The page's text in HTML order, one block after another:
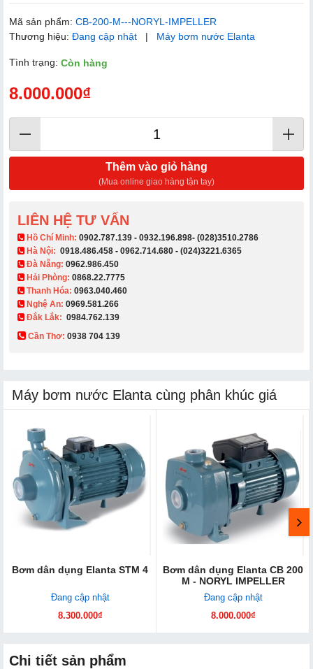
Mã sản phẩm: CB-200-M---NORYL-IMPELLER
Thương hiệu: Đang cập nhật | Máy bơm nước Elanta
Tình trạng: Còn hàng
8.000.000₫
Thêm vào giỏ hàng
(Mua online giao hàng tận tay)
LIÊN HỆ TƯ VẤN
​ Hồ Chí Minh: 0902.787.139 - 0932.196.898- (028)3510.2786
Hà Nội: 0918.486.458 - 0962.714.680 - (024)3221.6365
Đà Nẵng: 0962.986.450
Hải Phòng: 0868.22.7775
Thanh Hóa: 0963.040.460
Nghệ An: 0969.581.266
Đắk Lắk: 0984.762.139
Cần Thơ: 0938 704 139​
Máy bơm nước Elanta cùng phân khúc giá
Bơm dân dụng Elanta STM 4
Đang cập nhật
8.300.000₫
Bơm dân dụng Elanta CB 200
M - NORYL IMPELLER
Đang cập nhật
8.000.000₫
Chi tiết sản phẩm